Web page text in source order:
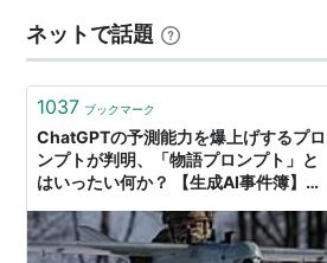
をウクライナが完全に駆逐すること
上の戦争の長期化は、ウクライナの
欧州経済の自滅につながりかねませ
ネットで話題
1037 ブックマーク
ChatGPTの予測能力を爆上げするプロ
ンプトが判明、「物語プロンプト」と
はいったい何か？ 【生成AI事件簿】ロ
いても驚きの回答が | JBpress (ジェイ
ビープレス)